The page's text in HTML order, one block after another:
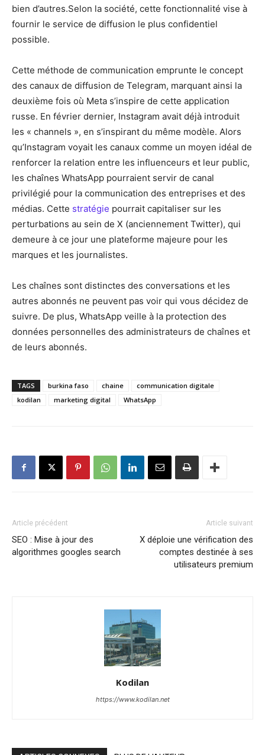
bien d’autres.Selon la société, cette fonctionnalité vise à
fournir le service de diffusion le plus confidentiel
possible.
Cette méthode de communication emprunte le concept
des canaux de diffusion de Telegram, marquant ainsi la
deuxième fois où Meta s’inspire de cette application
russe. En février dernier, Instagram avait déjà introduit
les « channels », en s’inspirant du même modèle. Alors
qu’Instagram voyait les canaux comme un moyen idéal de
renforcer la relation entre les influenceurs et leur public,
les chaînes WhatsApp pourraient servir de canal
privilégié pour la communication des entreprises et des
médias. Cette stratégie pourrait capitaliser sur les
perturbations au sein de X (anciennement Twitter), qui
demeure à ce jour une plateforme majeure pour les
marques et les journalistes.
Les chaînes sont distinctes des conversations et les
autres abonnés ne peuvent pas voir qui vous décidez de
suivre. De plus, WhatsApp veille à la protection des
données personnelles des administrateurs de chaînes et
de leurs abonnés.
TAGS burkina faso chaine
communication digitale
kodilan
marketing digital WhatsApp
Article précédent
SEO : Mise à jour des
algorithmes googles search
Article suivant
X déploie une vérification des
comptes destinée à ses
utilisateurs premium
Kodilan
https://www.kodilan.net